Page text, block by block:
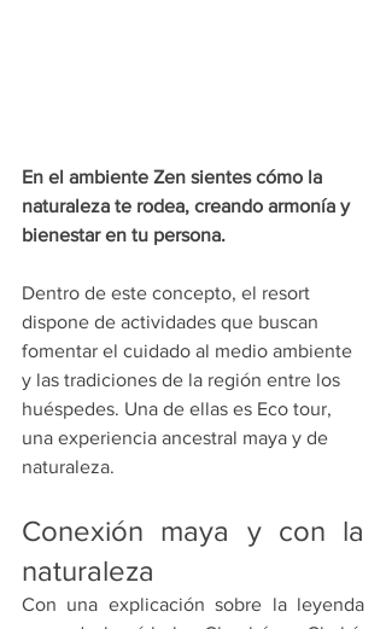
En el ambiente Zen sientes cómo la
naturaleza te rodea, creando armonía y
bienestar en tu persona.
Dentro de este concepto, el resort
dispone de actividades que buscan
fomentar el cuidado al medio ambiente
y las tradiciones de la región entre los
huéspedes. Una de ellas es Eco tour,
una experiencia ancestral maya y de
naturaleza.
Conexión maya y con la
naturaleza
Con una explicación sobre la leyenda